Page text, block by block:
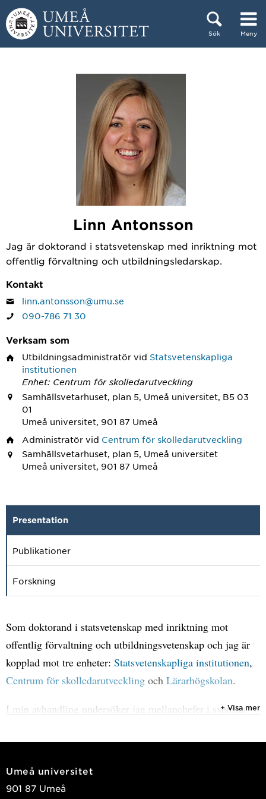
Hoppa direkt till innehållet
Sök Meny
Linn Antonsson
Jag är doktorand i statsvetenskap med inriktning mot
offentlig förvaltning och utbildningsledarskap.
Kontakt
linn.antonsson@umu.se
090-786 71 30
Verksam som
Utbildningsadministratör vid Statsvetenskapliga
institutionen
Enhet: Centrum för skolledarutveckling
Samhällsvetarhuset, plan 5, Umeå universitet, B5 03
01
Umeå universitet, 901 87 Umeå
Administratör vid Centrum för skolledarutveckling
Samhällsvetarhuset, plan 5, Umeå universitet
Umeå universitet, 901 87 Umeå
Presentation
Publikationer
Forskning
Som doktorand i statsvetenskap med inriktning mot
offentlig förvaltning och utbildningsvetenskap och jag är
kopplad mot tre enheter: Statsvetenskapliga institutionen,
Centrum för skolledarutveckling och Lärarhögskolan.
I min avhandling undersöker jag mellanchefer i svenska
dimensioner av deras autonomi och makt. Mitt mål är att
de gör det och vilka organisatoriska förutsättningar som
+ Visa mer
Umeå universitet
901 87 Umeå